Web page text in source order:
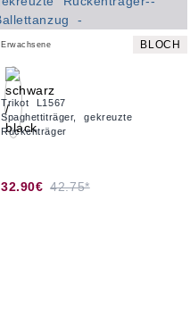
Erwachsene BLOCH
Trikot L1567
Spaghettiträger, gekreuzte
Rückenträger
32.90€ 42.75*